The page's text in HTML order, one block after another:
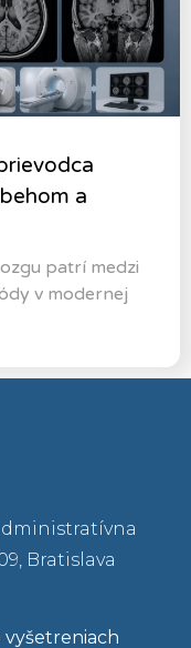
a
patrí medzi
v modernej
Bratislava
vyšetreniach